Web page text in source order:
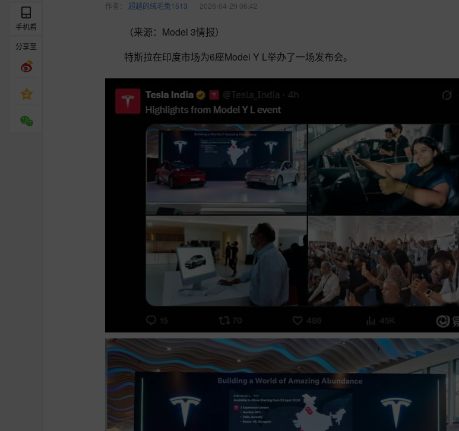
手机看
分享至
作者： 超越的绒毛兔1513 2026-04-29 06:42
（来源：Model 3情报）
特斯拉在印度市场为6座Model Y L举办了一场发布会。